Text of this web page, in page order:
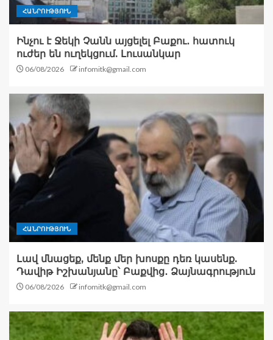
ՀԱՆՐՈՒԹՅՈՒՆ
Ինչու է Ջեկի Չանն այցելել Բաքու․ հատուկ
ուժեր են ուղեկցում. Լուսանկար
06/08/2026 infomitk@gmail.com
ՀԱՆՐՈՒԹՅՈՒՆ
Լավ մնացեք, մենք մեր խոսքը դեռ կասենք.
Դավիթ Իշխանյանը՝ Բաքվից․ Ձայնագրություն
06/08/2026 infomitk@gmail.com